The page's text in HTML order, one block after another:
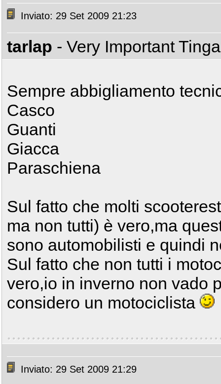
Inviato: 29 Set 2009 21:23
tarlap - Very Important
Sempre abbigliamento
Casco
Guanti
Giacca
Paraschiena
Sul fatto che molti
ma non tutti) è vero,ma
sono automobilisti e quindi
Sul fatto che non tutti i
vero,io in inverno non vado
considero un motociclista
Inviato: 29 Set 2009 21:29